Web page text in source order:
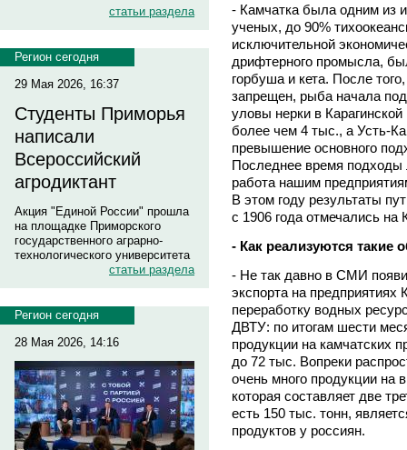
статьи раздела
Регион сегодня
29 Мая 2026, 16:37
Студенты Приморья
написали
Всероссийский
агродиктант
Акция "Единой России" прошла
на площадке Приморского
государственного аграрно-
технологического университета
статьи раздела
Регион сегодня
28 Мая 2026, 14:16
- Камчатка была одним из
ученых, до 90%
исключительной
дрифтерного промысла,
горбуша и кета. После
запрещен, рыба начала
уловы нерки в
более чем 4 тыс., а Усть-
превышение основного
Последнее время
работа нашим
В этом году результаты
с 1906 года отмечались на
- Как реализуются
- Не так давно в СМИ
экспорта на
переработку водных
ДВТУ: по итогам шести
продукции на камчатских
до 72 тыс. Вопреки
очень много продукции на
которая составляет две
есть 150 тыс. тонн,
продуктов у россиян.